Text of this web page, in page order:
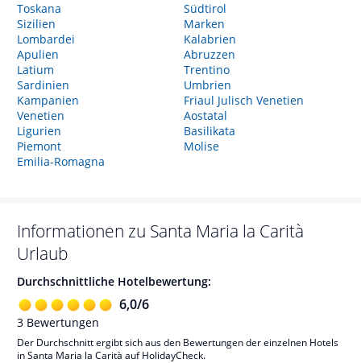
Toskana
Sizilien
Lombardei
Apulien
Latium
Sardinien
Kampanien
Venetien
Ligurien
Piemont
Emilia-Romagna
Südtirol
Marken
Kalabrien
Abruzzen
Trentino
Umbrien
Friaul Julisch Venetien
Aostatal
Basilikata
Molise
Informationen zu Santa Maria la Carità
Urlaub
Durchschnittliche Hotelbewertung:
6,0/6
3 Bewertungen
Der Durchschnitt ergibt sich aus den Bewertungen der einzelnen Hotels
in Santa Maria la Carità auf HolidayCheck.